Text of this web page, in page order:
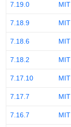
7.19.0 MIT
7.18.9 MIT
7.18.6 MIT
7.18.2 MIT
7.17.10 MIT
7.17.7 MIT
7.16.7 MIT